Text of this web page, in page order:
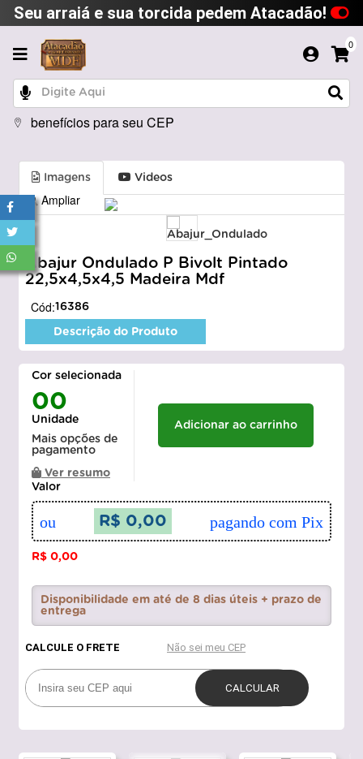
Seu arraiá e sua torcida pedem Atacadão!
0
benefícios para seu CEP
Imagens Videos
Ampliar
Abajur Ondulado P Bivolt Pintado
22,5x4,5x4,5 Madeira Mdf
Cód:16386
Descrição do Produto
Cor selecionada
00
Unidade
Mais opções de
pagamento
Ver resumo
Adicionar ao carrinho
Valor
ou R$ 0,00 pagando com Pix
R$ 0,00
Disponibilidade em até de 8 dias úteis + prazo de
entrega